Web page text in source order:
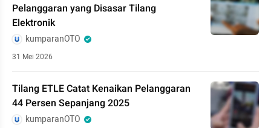
Pelanggaran yang Disasar Tilang
Elektronik
kumparanOTO
31 Mei 2026
Tilang ETLE Catat Kenaikan Pelanggaran
44 Persen Sepanjang 2025
kumparanOTO